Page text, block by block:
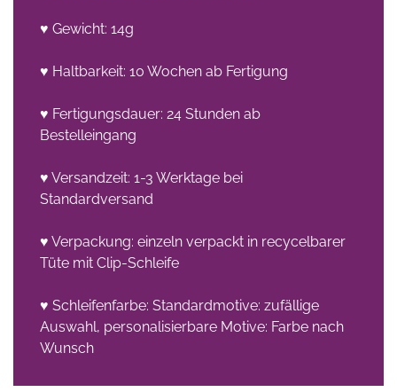
♥ Gewicht: 14g
♥ Haltbarkeit: 10 Wochen ab Fertigung
♥ Fertigungsdauer: 24 Stunden ab
Bestelleingang
♥ Versandzeit: 1-3 Werktage bei
Standardversand
♥ Verpackung: einzeln verpackt in recycelbarer
Tüte mit Clip-Schleife
♥ Schleifenfarbe: Standardmotive: zufällige
Auswahl, personalisierbare Motive: Farbe nach
Wunsch